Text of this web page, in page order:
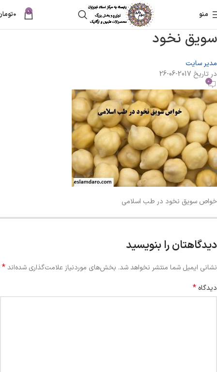
منو 0
0
سویق نخود
مدیر سایت
در تاریخ 2017-06-26
0
خواص سویق نخود در طب اسلامی
دیدگاهتان را بنویسید
نشانی ایمیل شما منتشر نخواهد شد. بخش‌های موردنیاز علامت‌گذاری شده‌اند*
دیدگاه *